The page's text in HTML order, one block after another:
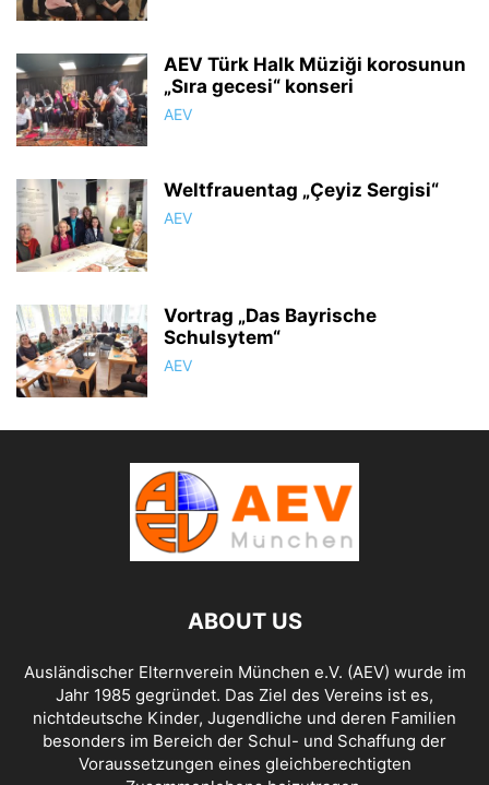
AEV Türk Halk Müziği korosunun
„Sıra gecesi“ konseri
AEV
Weltfrauentag „Çeyiz Sergisi“
AEV
Vortrag „Das Bayrische
Schulsytem“
AEV
ABOUT US
Ausländischer Elternverein München e.V. (AEV) wurde im
Jahr 1985 gegründet. Das Ziel des Vereins ist es,
nichtdeutsche Kinder, Jugendliche und deren Familien
besonders im Bereich der Schul- und Schaffung der
Voraussetzungen eines gleichberechtigten